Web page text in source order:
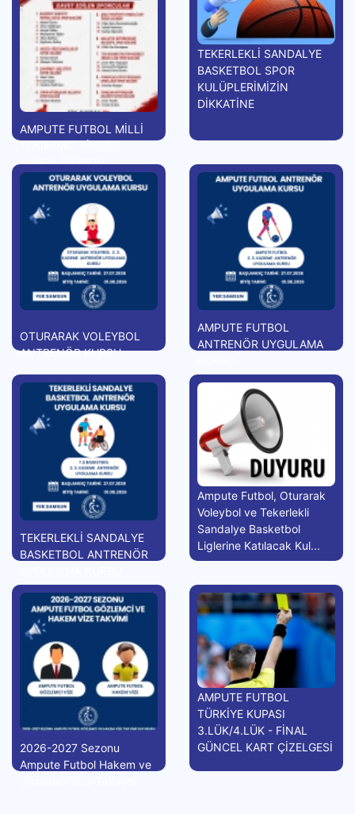
AMPUTE FUTBOL MİLLİ
KAMPA GİRİYOR
TEKERLEKLİ SANDALYE
BASKETBOL SPOR
KULÜPLERİMİZİN
DİKKATİNE
OTURARAK VOLEYBOL
ANTRENÖR KURSU
AMPUTE FUTBOL
ANTRENÖR UYGULAMA
TEKERLEKLİ SANDALYE
BASKETBOL ANTRENÖR
Ampute Futbol, Oturarak
Voleybol ve Tekerlekli
Sandalye Basketbol
Liglerine Katılacak Kul...
2026-2027 Sezonu
Ampute Futbol Hakem ve
AMPUTE FUTBOL
TÜRKİYE KUPASI
3.LÜK/4.LÜK - FİNAL
GÜNCEL KART ÇİZELGESİ